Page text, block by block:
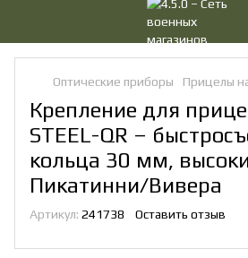
Оптические приборы Прицелы
Крепление для
STEEL-QR –
кольца 30 мм,
Пикатинни/Вивера
Артикул: 241738 Оставить отзыв